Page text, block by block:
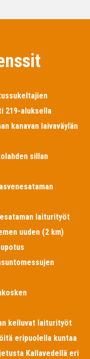
219-aluksella
kanavan laivaväylän
sillan
laiturityöt
uuden (2 km)
kelluvat laiturityöt
eripuolella kuntaa
Kallavedellä eri